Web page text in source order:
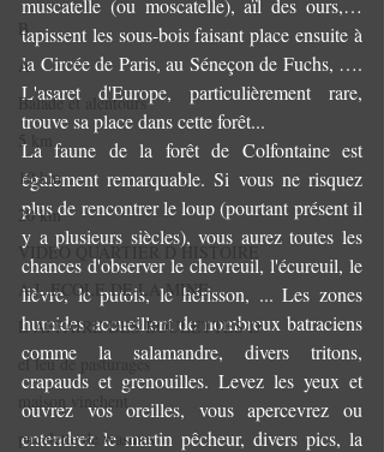
B
A
Balade et alentours
5 km
10 km
20 km
VIDEO QUARTIER D HISTOIRE
A L ECOLE DE LA MINE
L AFFAIRE DES BOULETTES D
el leu de pasturages
maison vinchent
pucelette de wasmes
muscatelle (ou moscatelle), aïl des ours,…
tapissent les sous-bois faisant place ensuite à
la Circée de Paris, au Séneçon de Fuchs, ….
L'asaret d'Europe, particulièrement rare,
trouve sa place dans cette forêt...
La faune de la forêt de Colfontaine est
également remarquable. Si vous ne risquez
plus de rencontrer le loup (pourtant présent il
y a plusieurs siècles), vous aurez toutes les
chances d'observer le chevreuil, l'écureuil, le
lièvre, le putois, le hérisson, ... Les zones
humides accueillent de nombreux batraciens
comme la salamandre, divers tritons,
crapauds et grenouilles. Levez les yeux et
ouvrez vos oreilles, vous apercevrez ou
entendrez le martin pêcheur, divers pics, la